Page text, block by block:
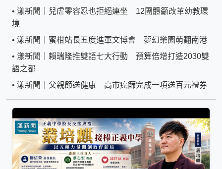
• 漾新聞｜兒虐零容忍也拒絕連坐 12團體籲改革幼教環
境
• 漾新聞｜蜜柑站長五度進軍文博會 夢幻樂園萌翻南港
• 漾新聞｜賴瑞隆推雙語七大行動 預算倍增打造2030雙
語之都
• 漾新聞｜父親節送健康 高市癌篩完成一項送百元禮券